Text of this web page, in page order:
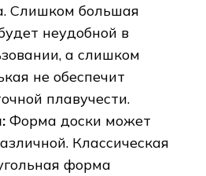
Слишком большая
неудобной в
а слишком
не обеспечит
плавучести.
Форма доски может
Классическая
форма